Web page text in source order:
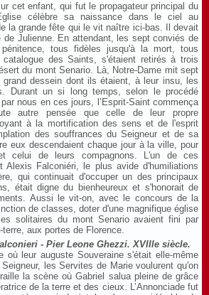
cet enfant, qui fut le propagateur principal du
célèbre sa naissance dans le ciel au
la grande fête qui le vit naître ici-bas. Il devait
de Julienne. En attendant, les sept conviés de
tous fidèles jusqu'à la mort, tous
des Saints, s'étaient retirés à trois
du mont Senario. Là, Notre-Dame mit sept
dessein dont ils étaient, à leur insu, les
Durant un si long temps, selon le procédé
nous en ces jours, l’Esprit-Saint commença
autre pensée que celle de leur propre
à la mortification des sens et de l'esprit
des souffrances du Seigneur et de sa
eux descendaient chaque jour à la ville, pour
celui de leurs compagnons. L'un de ces
Alexis Falconiéri, le plus avide d'humiliations
qui continuait d'occuper un des principaux
était digne du bienheureux et s'honorait de
Aussi le vit-on, avec le concours de la
de classes, doter d'une magnifique église
solitaires du mont Senario avaient fini par
aux portes de Florence.
- Pier Leone Ghezzi. XVIIIe siècle.
où leur auguste Souveraine s'était elle-même
les Servites de Marie voulurent qu'on
la scène où Gabriel salua pleine de grâce
de la terre et des cieux. L’Annonciade fut